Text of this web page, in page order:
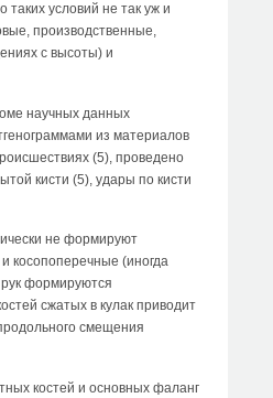
условий не так уж и
производственные,
с высоты) и
научных данных
из материалов
(5), проведено
кисти (5), удары по кисти
не формируют
косопоперечные (иногда
рук формируются
сжатых в кулак приводит
смещения
костей и основных фаланг